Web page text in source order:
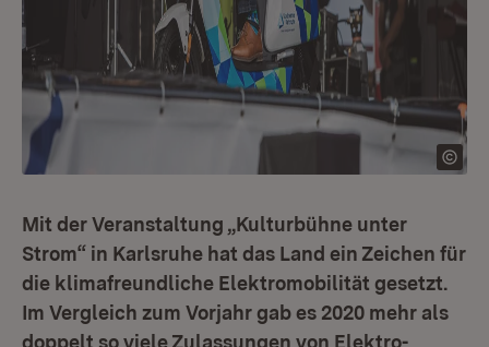
Mit der Veranstaltung „Kulturbühne unter
Strom“ in Karlsruhe hat das Land ein Zeichen für
die klimafreundliche Elektromobilität gesetzt.
Im Vergleich zum Vorjahr gab es 2020 mehr als
doppelt so viele Zulassungen von Elektro-